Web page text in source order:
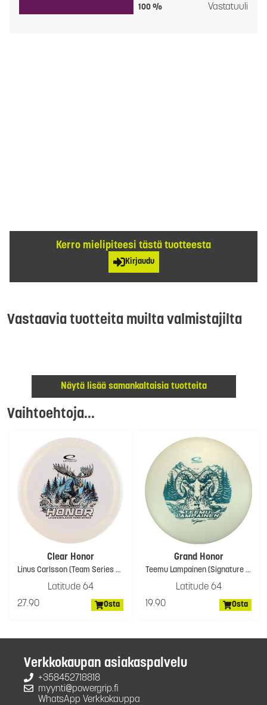
100 % Vastatuuli
Kerro mielipiteesi tästä tuotteesta
Kirjaudu
Vastaavia tuotteita muilta valmistajilta
Näytä lisää samankaltaisia tuotteita
Vaihtoehtoja...
Clear Honor
Linus Carlsson (Team Series 2026)
Latitude 64
27.90
Osta
Grand Honor
Teemu Lampainen (Signature Series 2025)
Latitude 64
19.90
Osta
Verkkokaupan asiakaspalvelu
+358452718818
myynti@powergrip.fi
WhatsApp Verkkokauppa